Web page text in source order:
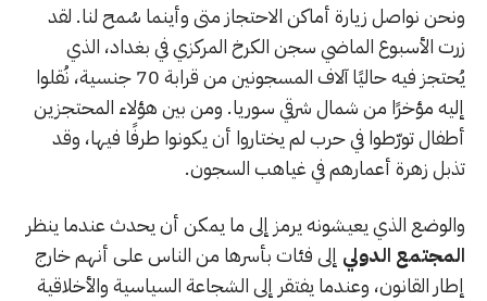
ونحن نواصل زيارة أماكن الاحتجاز متى وأينما سُمح لنا. لقد
زرت الأسبوع الماضي سجن الكرخ المركزي في بغداد، الذي
يُحتجز فيه حاليًا آلاف المسجونين من قرابة 70 جنسية، نُقلوا
إليه مؤخرًا من شمال شرقي سوريا. ومن بين هؤلاء المحتجزين
أطفال تورّطوا في حرب لم يختاروا أن يكونوا طرفًا فيها، وقد
تذبل زهرة أعمارهم في غياهب السجون.
والوضع الذي يعيشونه يرمز إلى ما يمكن أن يحدث عندما ينظر
المجتمع الدولي إلى فئات بأسرها من الناس على أنهم خارج
إطار القانون، وعندما يفتقر إلى الشجاعة السياسية والأخلاقية